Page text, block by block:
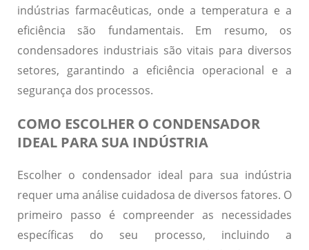
indústrias farmacêuticas, onde a temperatura e a
eficiência são fundamentais. Em resumo, os
condensadores industriais são vitais para diversos
setores, garantindo a eficiência operacional e a
segurança dos processos.
COMO ESCOLHER O CONDENSADOR
IDEAL PARA SUA INDÚSTRIA
Escolher o condensador ideal para sua indústria
requer uma análise cuidadosa de diversos fatores. O
primeiro passo é compreender as necessidades
específicas do seu processo, incluindo a